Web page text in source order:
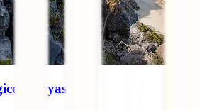
Mayas